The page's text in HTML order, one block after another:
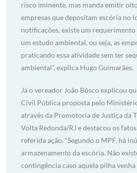
risco iminente, mas manda emitir
empresas que depositam escória no
notificações, existe um requerimento
um estudo ambiental, ou seja, as
praticando essa atividade sem ter
ambiental”, explica Hugo Guimarães.
Já o vereador João Bôsco explicou
Civil Pública proposta pelo
através da Promotoria de Justiça da
Volta Redonda/RJ e destacou os
referida ação. “Segundo o MPF, há
armazenamento da escória. Não
contingência caso aquela pilha venha